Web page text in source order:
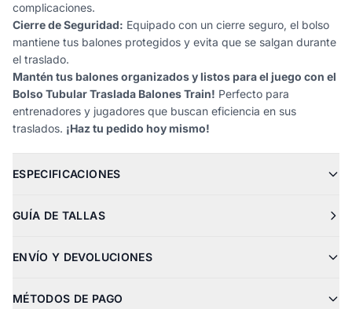
complicaciones.
Cierre de Seguridad: Equipado con un cierre seguro, el bolso
mantiene tus balones protegidos y evita que se salgan durante
el traslado.
Mantén tus balones organizados y listos para el juego con el
Bolso Tubular Traslada Balones Train! Perfecto para
entrenadores y jugadores que buscan eficiencia en sus
traslados. ¡Haz tu pedido hoy mismo!
ESPECIFICACIONES
GUÍA DE TALLAS
ENVÍO Y DEVOLUCIONES
MÉTODOS DE PAGO